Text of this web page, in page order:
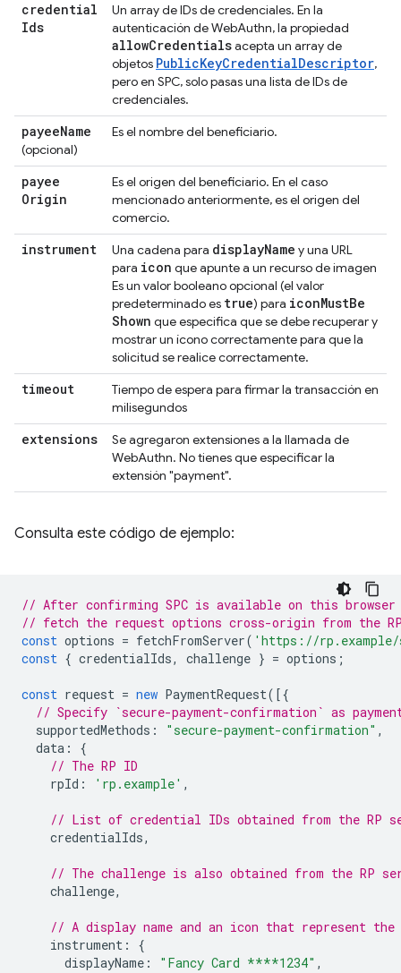
credential
Ids
Un array de IDs de credenciales. En la
autenticación de WebAuthn, la propiedad
allowCredentialsacepta un array de
objetos PublicKeyCredentialDescriptor,
pero en SPC, solo pasas una lista de IDs de
credenciales.
payeeName
(opcional)
Es el nombre del beneficiario.
payee
Origin
Es el origen del beneficiario. En el caso
mencionado anteriormente, es el origen del
comercio.
instrument Una cadena para displayName y una URL
para icon que apunte a un recurso de imagen
Es un valor booleano opcional (el valor
predeterminado es true) para iconMustBe
Shown que especifica que se debe recuperar y
mostrar un ícono correctamente para que la
solicitud se realice correctamente.
timeout
Tiempo de espera para firmar la transacción en
milisegundos
extensions
Se agregaron extensiones a la llamada de
WebAuthn. No tienes que especificar la
extensión "payment".
Consulta este código de ejemplo:
// After confirming SPC is available on this
// fetch the request options cross-origin from the
const options = fetchFromServer( 'https://rp.example/
const { credentialIds, challenge } = options ;
const request = new PaymentRequest([{
// Specify `secure-payment-confirmation` as
supportedMethods : "secure-payment-confirmation" ,
data :
{
// The RP ID
rpId : 'rp.example' ,
// List of credential IDs obtained from the RP
credentialIds,
// The challenge is also obtained from the RP
challenge,
// A display name and an icon that represent the
instrument :
{
displayName : "Fancy Card ****1234" ,